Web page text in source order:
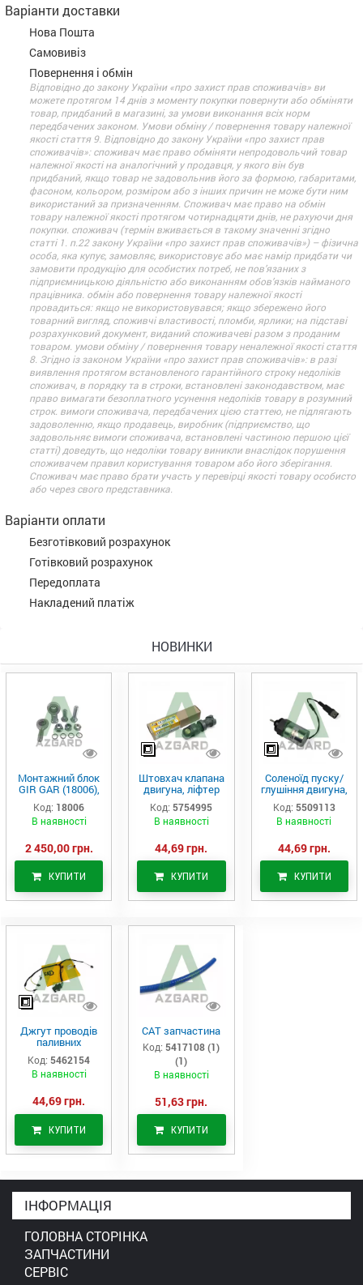
Варіанти доставки
Нова Пошта
Самовивіз
Повернення і обмін
Відповідно до закону України «про захист прав споживачів» ви
можете протягом 14 днів з моменту покупки повернути або обміняти
товар, придбаний в магазині, за умови виконання всіх норм
передбачених законом. Умови обміну / повернення товару належної
якості стаття 9. Відповідно до закону України «про захист прав
споживачів»: споживач має право обміняти непродовольчий товар
належної якості на аналогічний у продавця, у якого він був
придбаний, якщо товар не задовольнив його за формою, габаритами,
фасоном, кольором, розміром або з інших причин не може бути ним
використаний за призначенням. Споживач має право на обмін
товару належної якості протягом чотирнадцяти днів, не рахуючи дня
покупки. споживач (термін вживається в такому значенні згідно
статті 1. п.22 закону України «про захист прав споживачів») – фізична
особа, яка купує, замовляє, використовує або має намір придбати чи
замовити продукцію для особистих потреб, не пов’язаних з
підприємницькою діяльністю або виконанням обов’язків найманого
працівника. обмін або повернення товару належної якості
провадиться: якщо не використовувався; якщо збережено його
товарний вигляд, споживчі властивості, пломби, ярлики; на підставі
розрахунковий документ, виданий споживачеві разом з проданим
товаром. умови обміну / повернення товару неналежної якості стаття
8. Згідно із законом України «про захист прав споживачів»: в разі
виявлення протягом встановленого гарантійного строку недоліків
споживач, в порядку та в строки, встановлені законодавством, має
право вимагати безоплатного усунення недоліків товару в розумний
строк. вимоги споживача, передбачених цією статтею, не підлягають
задоволенню, якщо продавець, виробник (підприємство, що
задовольняє вимоги споживача, встановлені частиною першою цієї
статті) доведуть, що недоліки товару виникли внаслідок порушення
споживачем правил користування товаром або його зберігання.
Споживач має право брати участь у перевірці якості товару особисто
або через свого представника.
Варіанти оплати
Безготівковий розрахунок
Готівковий розрахунок
Передоплата
Накладений платіж
НОВИНКИ
Монтажний блок
GIR GAR (18006),
Аналог
Код: 18006
В наявності
2 450,00 грн.
КУПИТИ
Штовхач клапана
двигуна, ліфтер
(575-4995)
Код: 5754995
В наявності
44,69 грн.
КУПИТИ
Соленоїд пуску/
глушіння двигуна,
актуатор (550-
9113)
Код: 5509113
В наявності
44,69 грн.
КУПИТИ
Джгут проводів
паливних
форсунок CAT
C7/C9 (546-2154)
Код: 5462154
В наявності
44,69 грн.
КУПИТИ
САТ запчастина
Код: 5417108 (1)
(1)
В наявності
51,63 грн.
КУПИТИ
ІНФОРМАЦІЯ
ГОЛОВНА СТОРІНКА
ЗАПЧАСТИНИ
СЕРВІС